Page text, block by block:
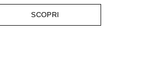
SCOPRI